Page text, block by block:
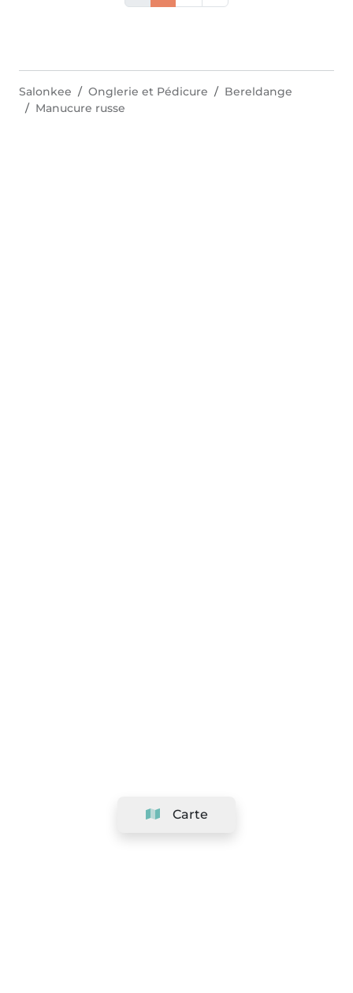
Carte
Salonkee Onglerie et Pédicure
Bereldange
Manucure russe